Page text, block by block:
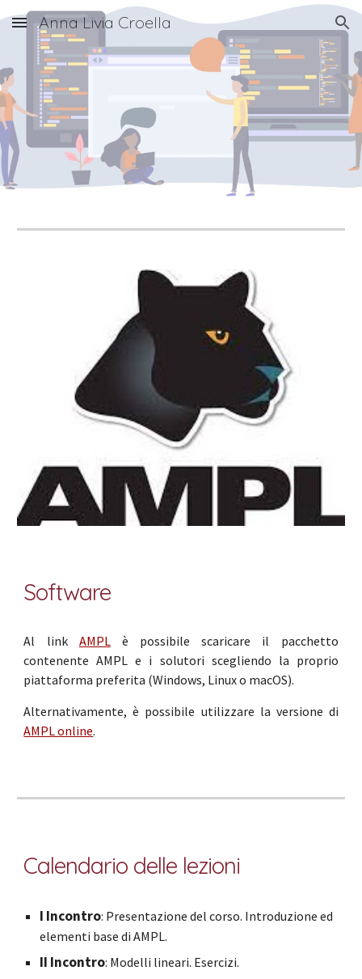
Skip to main content Skip to navigation
Anna Livia Croella
Software
Al link AMPL
è possibile scaricare il pacchetto
contenente AMPL e i solutori scegliendo la proprio
piattaforma preferita (Windows, Linux o macOS).
Alternativamente, è possibile utilizzare la versione di
AMPL online.
Calendario delle lezioni
I Incontro: Presentazione del corso. Introduzioneed
elementi base di AMPL.
II Incontro: Modelli lineari. Esercizi.